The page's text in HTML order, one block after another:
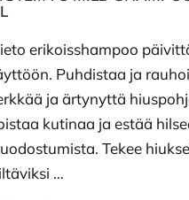
erikoisshampoo
Puhdistaa ja
ja ärtynyttä
kutinaa ja estää
Tekee
…